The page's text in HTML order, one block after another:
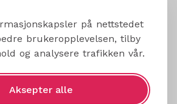
på nettstedet
brukeropplevelsen, tilby
og analysere trafikken vår.
Aksepter alle